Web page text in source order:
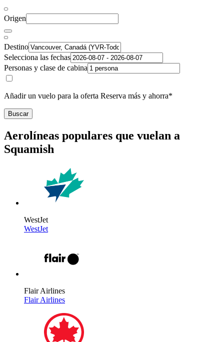
Origen
Destino
Selecciona las fechas
Personas y clase de cabina
Añadir un vuelo para la oferta Reserva más y ahorra*
Buscar
Aerolíneas populares que vuelan a
Squamish
WestJet
WestJet
Flair Airlines
Flair Airlines